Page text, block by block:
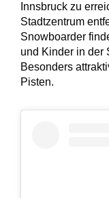
Innsbruck zu
Stadtzentrum
Snowboarder
und Kinder in der
Besonders
Pisten.